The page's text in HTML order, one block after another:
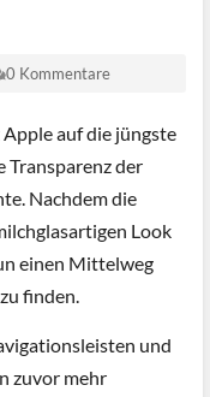
0 Kommentare
auf die jüngste
der
Nachdem die
Look
einen Mittelweg
finden.
und
zuvor mehr